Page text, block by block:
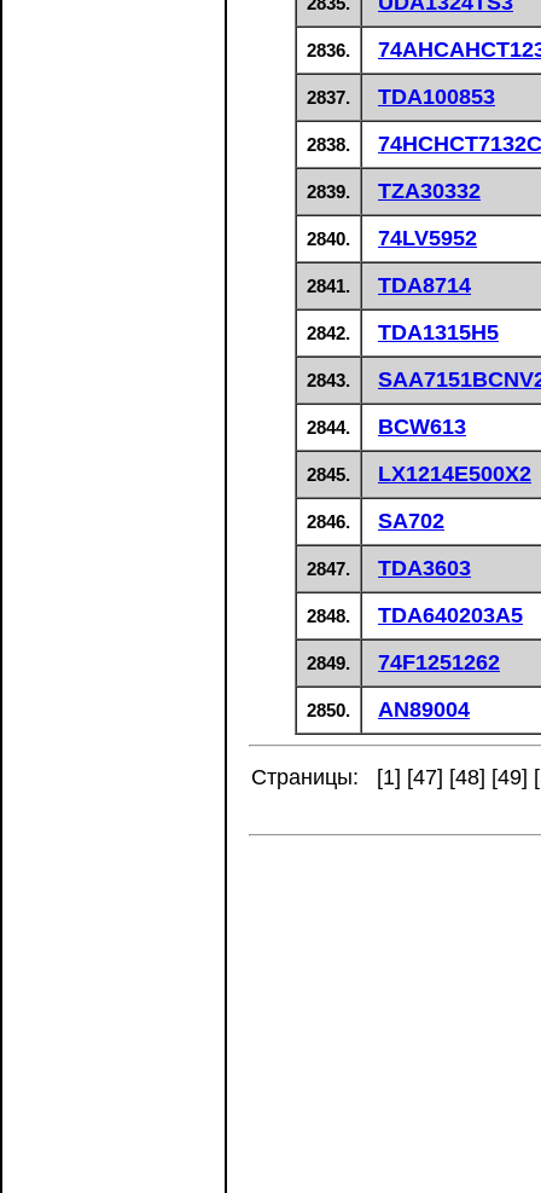
2836.
2837. TDA100853
2838.
2839. TZA30332
2840. 74LV5952
2841. TDA8714
2842. TDA1315H5
2843.
2844. BCW613
2845. LX1214E500X2
2846. SA702
2847. TDA3603
2848. TDA640203A5
2849. 74F1251262
2850. AN89004
Страницы: [1] [47] [48] [49] [